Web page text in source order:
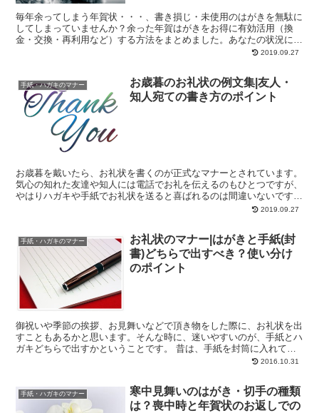
毎年余ってしまう年賀状・・・、書き損じ・未使用のはがきを無駄に
してしまっていませんか？余った年賀はがきをお得に有効活用（換
金・交換・再利用など）する方法をまとめました。あなたの状況にあ
った最適な換金・交換方法をすることで、よりお得に♪毎年お...2019.09.27
手紙・ハガキのマナー
お歳暮のお礼状の例文集|友人・
知人宛ての書き方のポイント
お歳暮を戴いたら、お礼状を書くのが正式なマナーとされています。
気心の知れた友達や知人には電話でお礼を伝えるのもひとつですが、
やはりハガキや手紙でお礼状を送ると喜ばれるのは間違いないですよ
ね。 そこで、今回はお友達・お知り合いにお礼状を書く際...2019.09.27
手紙・ハガキのマナー
お礼状のマナー|はがきと手紙(封
書)どちらで出すべき？使い分け
のポイント
御祝いや季節の挨拶、お見舞いなどで頂き物をした際に、お礼状を出
すこともあるかと思います。そんな時に、迷いやすいのが、手紙とハ
ガキどちらで出すかということです。 昔は、手紙を封筒に入れて送
るのが礼儀とされていましたが、最近はその傾向が薄れてき...2016.10.31
手紙・ハガキのマナー
寒中見舞いのはがき・切手の種類
は？喪中時と年賀状のお返しでの